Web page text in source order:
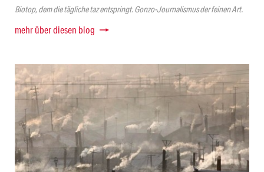
Biotop, dem die tägliche taz entspringt. Gonzo-Journalismus der feinen Art.
mehr über diesen blog